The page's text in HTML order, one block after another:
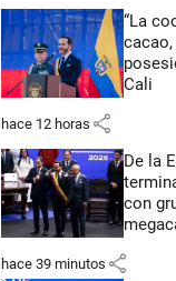
“La
Cali
hace 12 horas share
De la
con
hace 39 minutos share